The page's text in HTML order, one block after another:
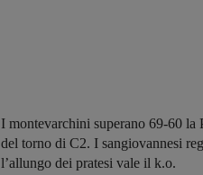
I montevarchini superano 69-60
del torno di C2. I sangiovannesi
l’allungo dei pratesi vale il k.o.